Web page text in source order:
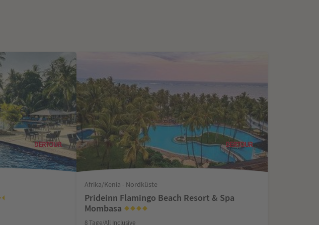
Afrika/Kenia - Nordküste
Prideinn Flamingo Beach Resort & Spa
Mombasa
8 Tage/All Inclusive